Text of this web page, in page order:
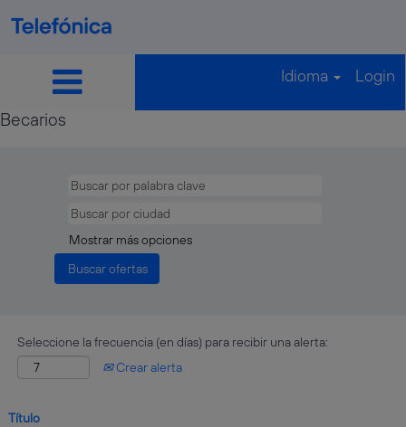
Idioma Login
Becarios
Becarios
Mostrar más opciones
Seleccione la frecuencia (en días) para recibir una alerta:
Crear alerta
Título